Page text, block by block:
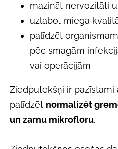
mazināt nervozitāti
uzlabot miega
palīdzēt
pēc smagām
vai operācijām
Ziedputekšņi ir pazīstami
palīdzēt normalizēt
un zarnu mikrofloru.